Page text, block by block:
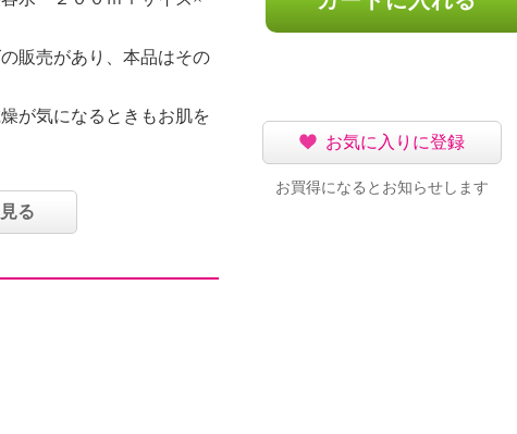
販売があり、本品はその
が気になるときもお肌を
キンケアの仕上げに、メ
ノール、加水分解ヒアル
る
お気に入りに登録
お買得になるとお知らせします